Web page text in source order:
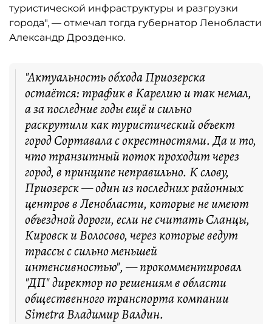
туристической инфраструктуры и разгрузки
города", — отмечал тогда губернатор Ленобласти
Александр Дрозденко.
"Актуальность обхода Приозерска
остаётся: трафик в Карелию и так немал,
а за последние годы ещё и сильно
раскрутили как туристический объект
город Сортавала с окрестностями. Да и то,
что транзитный поток проходит через
город, в принципе неправильно. К слову,
Приозерск — один из последних районных
центров в Ленобласти, которые не имеют
объездной дороги, если не считать Сланцы,
Кировск и Волосово, через которые ведут
трассы с сильно меньшей
интенсивностью", — прокомментировал
"ДП" директор по решениям в области
общественного транспорта компании
Simetra Владимир Валдин.